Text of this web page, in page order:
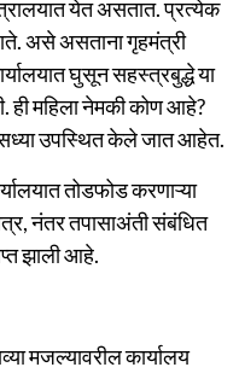
येत असतात. प्रत्येक
असे असताना गृहमंत्री
घुसून सहस्त्रबुद्धे या
महिला नेमकी कोण आहे?
उपस्थित केले जात आहेत.
तोडफोड करणाऱ्या
नंतर तपासाअंती संबंधित
झाली आहे.
मजल्यावरील कार्यालय